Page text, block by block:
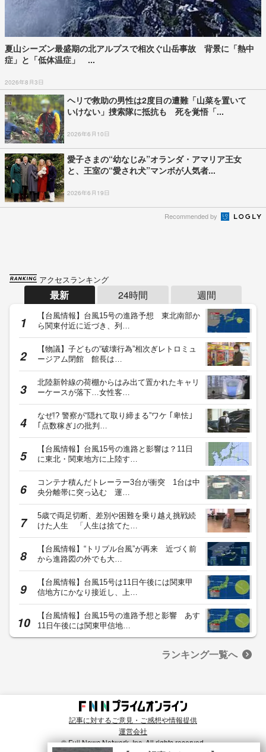
夏山シーズン最盛期の北アルプスで相次ぐ山岳事故 背景に「熱中
症」と「低体温症」 ...
2026年8月3日
ヘリで救助の男性は2度目の遭難「山菜を置いて
いけない」捜索隊に抵抗も 死を覚悟「...
2026年6月10日
愛子さまの“幼なじみ”オランダ・アマリア王女
と、王室の“愛され犬”マンボが人気者...
2026年6月19日
Recommended by
アクセスランキング
最新 24時間 週間
【台風情報】台風15号の進路予想 東北南部か
ら関東付近に近づき、列…
【物議】子どもの“破壊行為”相次ぎレトロミュ
ージアム閉館 館長は…
北陸新幹線の荷棚からはみ出て置かれたキャリ
ーケースが落下…女性客…
なぜ!? 警察が“隠れて取り締まる”ワケ ｢卑怯｣
｢点数稼ぎ｣の批判…
【台風情報】台風15号の進路と影響は？11日
に東北・関東地方に上陸す…
コンテナ積んだトレーラー3台が衝突 1台は中
央分離帯に突っ込む 運…
5歳で両足切断、差別や困難を乗り越え挑戦続
けた人生 「人生は捨てた…
【台風情報】“トリプル台風”が再来 近づく前
から進路図の外でも大…
【台風情報】台風15号は11日午後には関東甲
信地方にかなり接近し、上…
【台風情報】台風15号の進路予想と影響 あす
11日午後には関東甲信地…
ランキング一覧へ
記事に対するご意見・ご感想や情報提供
運営会社
© Fuji News Network, Inc. All rights reserved.